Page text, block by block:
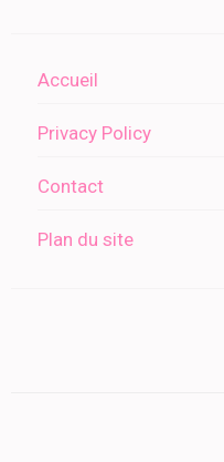
Accueil
Privacy Policy
Contact
Plan du site